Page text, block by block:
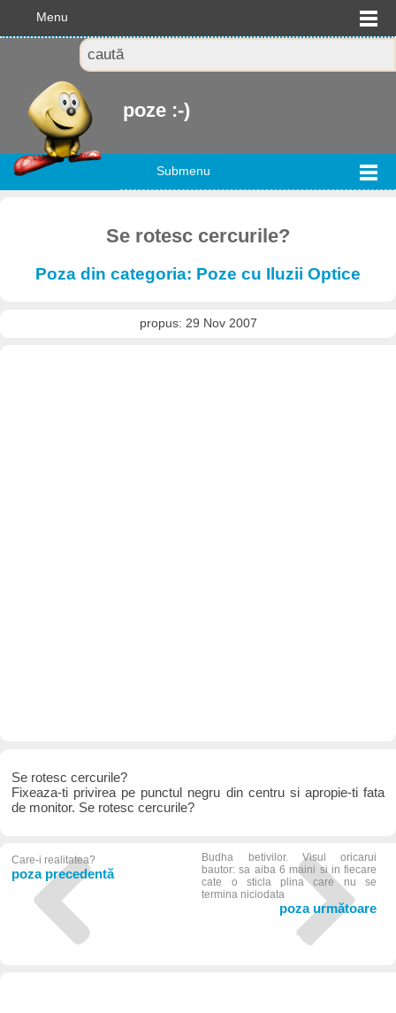
Menu
poze :-)
Submenu
Se rotesc cercurile?
Poza din categoria: Poze cu Iluzii Optice
propus: 29 Nov 2007
Se rotesc cercurile?
Fixeaza-ti privirea pe punctul negru din centru si apropie-ti fata
de monitor. Se rotesc cercurile?
Care-i realitatea?
poza precedentă
Budha betivilor. Visul oricarui
bautor: sa aiba 6 maini si in fiecare
cate o sticla plina care nu se
termina niciodata
poza următoare